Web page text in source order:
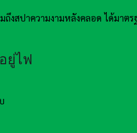
สปาความงามหลังคลอด ได้มาตร
ยู่ไฟ